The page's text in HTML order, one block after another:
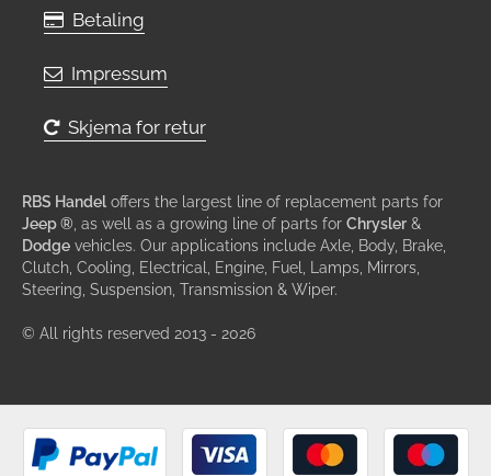
Betaling
Impressum
Skjema for retur
RBS Handel offers the largest line of replacement parts for
Jeep ® , as well as a growing line of parts for Chrysler &
Dodge vehicles. Our applications include Axle, Body, Brake,
Clutch, Cooling, Electrical, Engine, Fuel, Lamps, Mirrors,
Steering, Suspension, Transmission & Wiper.
© All rights reserved 2013 - 2026